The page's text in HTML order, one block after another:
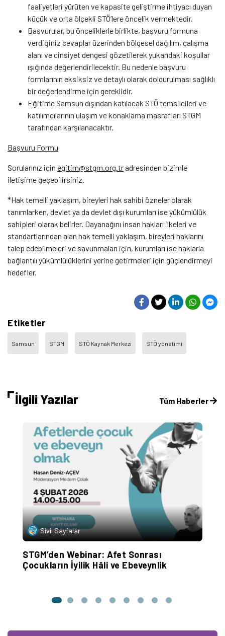
faaliyetleri yürüten ve kapasite geliştirme ihtiyacı duyan
küçük ve orta ölçekli STÖ’lere öncelik vermektedir.
Başvurular, bu önceliklerle birlikte, başvuru formuna
verdiğiniz cevaplar üzerinden bölgesel dağılım, çalışma
alanı ve cinsiyet dengesi gözetilerek yukarıdaki koşullar
ışığında değerlendirilecektir. Bu nedenle başvuru
formlarının eksiksiz ve detaylı olarak doldurulması sağlıklı
bir değerlendirme için gereklidir.
Eğitime Samsun dışından katılacak STÖ temsilcileri ve
katılımcılarının ulaşım ve konaklama masrafları STGM
tarafından karşılanacaktır.
Başvuru Formu
Sorularınız için egitim@stgm.org.tradresinden bizimle
iletişime geçebilirsiniz.
*Hak temelli yaklaşım, bireyleri hak sahibi özneler olarak
tanımlarken, devlet ya da devlet dışı kurumları ise yükümlülük
sahipleri olarak belirler. Dayanağını insan hakları ilkeleri ve
standartlarından alan hak temelli yaklaşım, bireyleri haklarını
talep edebilmeleri ve savunmaları için, kurumları ise haklarla
bağlantılı yükümlülüklerini yerine getirmeleri için güçlendirmeyi
hedefler.
Etiketler
Samsun STGM STÖ Kaynak Merkezi STÖ yönetimi
İlgili Yazılar Tüm Haberler
Sivil Sayfalar
STGM’den Webinar: Afet Sonrası
Çocukların İyilik Hâli ve Ebeveynlik